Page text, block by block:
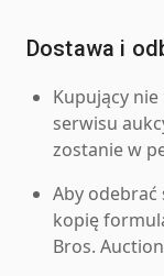
Dostawa i
Kupujący
serwisu
zostanie w
Aby
kopię
Bros.